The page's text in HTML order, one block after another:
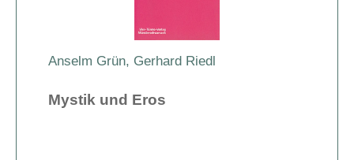
Anselm Grün, Gerhard Riedl
Mystik und Eros